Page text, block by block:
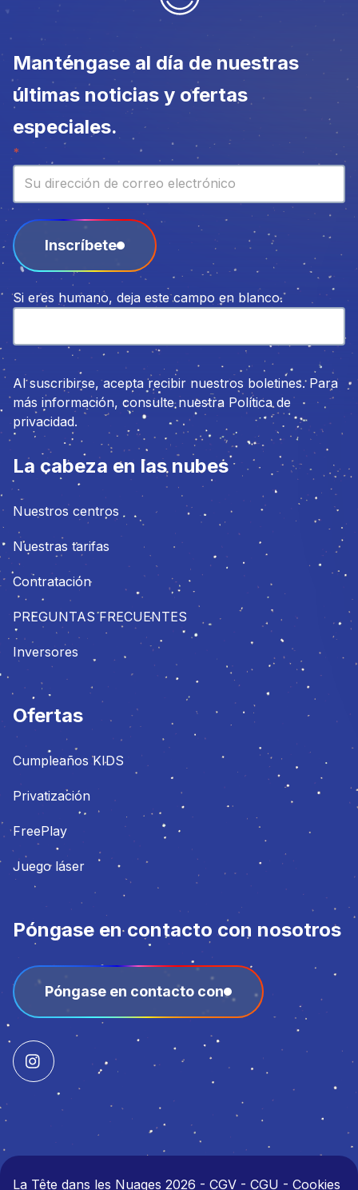
Manténgase al día de nuestras
últimas noticias y ofertas
especiales.
Boletín
*
Inscríbete
Si eres humano, deja este campo en blanco.
Al suscribirse, acepta recibir nuestros boletines. Para
más información, consulte nuestra Política de
privacidad.
La cabeza en las nubes
Nuestros centros
Nuestras tarifas
Contratación
PREGUNTAS FRECUENTES
Inversores
Ofertas
Cumpleaños KIDS
Privatización
FreePlay
Juego láser
Póngase en contacto con nosotros
Póngase en contacto con
La Tête dans les Nuages 2026 - CGV - CGU - Cookies